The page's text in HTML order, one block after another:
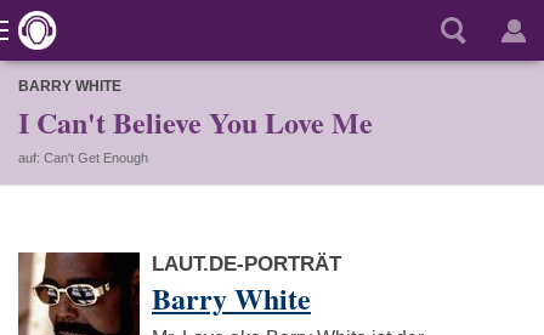
BARRY WHITE
I Can't Believe You Love Me
auf: Can't Get Enough
LAUT.DE-PORTRÄT
Barry White